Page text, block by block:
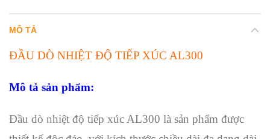
MÔ TẢ
ĐẦU DÒ NHIỆT ĐỘ TIẾP XÚC AL300
Mô tả sản phẩm:
Đầu dò nhiệt độ tiếp xúc AL300 là sản phẩm được